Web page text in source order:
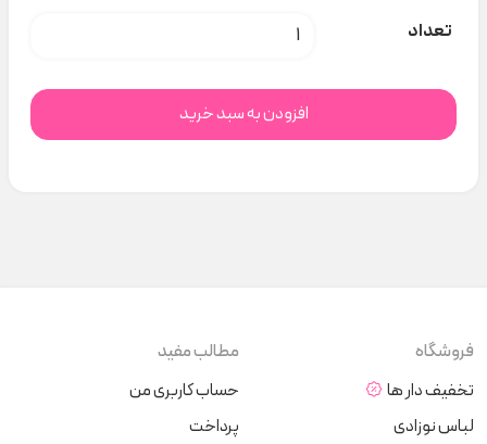
تعداد کلاه خرسی نقلی H000209 عدد
افزودن به سبد خرید
فروشگاه
تخفیف دار ها
لباس نوزادی
مطالب مفید
حساب کاربری من
پرداخت